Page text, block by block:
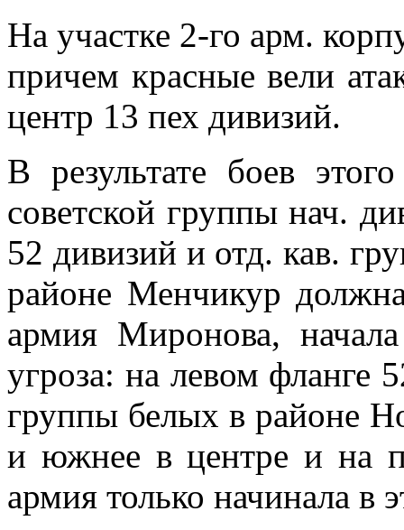
На участке 2-го арм.
причем красные вели
центр 13 пех дивизий.
В результате боев
советской группы нач.
52 дивизий и отд. кав.
районе Менчикур
армия Миронова,
угроза: на левом фланге
группы белых в районе
и южнее в центре и на
армия только начинала в